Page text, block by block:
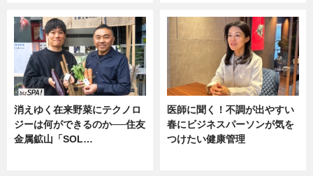
消えゆく在来野菜にテクノロ
ジーは何ができるのか──住友
金属鉱山「SOL…
医師に聞く！不調が出やすい
春にビジネスパーソンが気を
つけたい健康管理